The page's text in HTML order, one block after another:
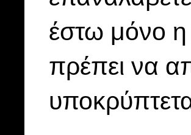
έστω μόνο η
πρέπει να